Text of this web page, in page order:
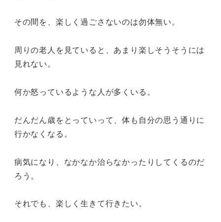
その間を、楽しく過ごさないのは勿体無い。
周りの老人を見ていると、あまり楽しそうそうには
見れない。
何か怒っているような人が多くいる。
だんだん歳をとっていって、体も自分の思う通りに
行かなくなる。
病気になり、なかなか治らなかったりしてくるのだ
ろう。
それでも、楽しく生きて行きたい。